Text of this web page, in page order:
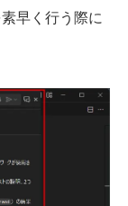
早く行う際に